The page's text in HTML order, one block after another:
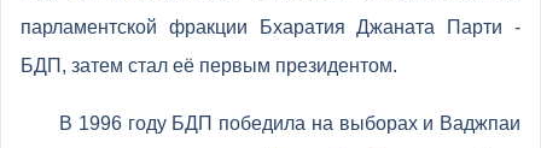
парламентской фракции Бхаратия Джаната Парти -
БДП, затем стал её первым президентом.
В 1996 году БДП победила на выборах и Ваджпаи